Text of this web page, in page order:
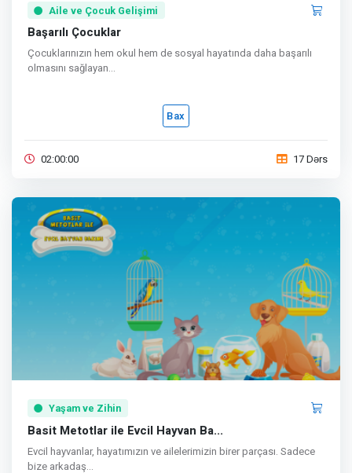
Aile ve Çocuk Gelişimi
Başarılı Çocuklar
Çocuklarınızın hem okul hem de sosyal hayatında daha başarılı
olmasını sağlayan...
Bax
02:00:00 17 Dərs
Yaşam ve Zihin
Basit Metotlar ile Evcil Hayvan Ba...
Evcil hayvanlar, hayatımızın ve ailelerimizin birer parçası. Sadece
bize arkadaş...